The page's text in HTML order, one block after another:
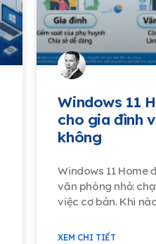
Windows 11
cho gia đình
không
Windows 11 Home
văn phòng nhỏ:
việc cơ bản. Khi
XEM CHI TIẾT